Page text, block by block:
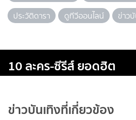
ประวัติดารา
ดูทีวีออนไลน์ ข่าว
10 ละคร-ซีรีส์ ยอดฮิต
ข่าวบันเทิงที่เกี่ยวข้อง